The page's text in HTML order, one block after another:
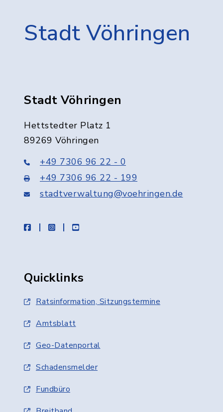
Stadt Vöhringen
Stadt Vöhringen
Hettstedter Platz 1
89269 Vöhringen
+49 7306 96 22 - 0
+49 7306 96 22 - 199
stadtverwaltung@voehringen.de
facebookinstagramyoutube
Quicklinks
Ratsinformation, Sitzungstermine
Amtsblatt
Geo-Datenportal
Schadensmelder
Fundbüro